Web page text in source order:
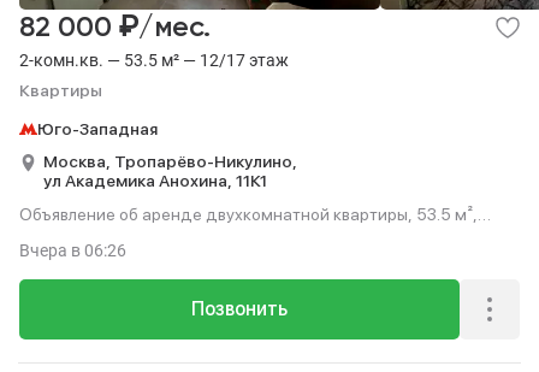
2-комн.кв. — 53.5 м² — 12/17 этаж
Квартиры
82 000 ₽/мес.
Юго-Западная
Москва, Тропарёво-Никулино,
ул Академика Анохина, 11К1
Объявление об аренде двухкомнатной квартиры, 53.5 м²,
Позвонить
Вчера в 06:26